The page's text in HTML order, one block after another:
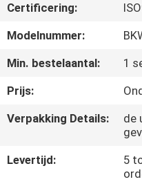
FABRIEKSREIS
CONTACTEER
Certificering:
Modelnummer:
Min. bestelaantal:
1
Prijs:
Verpakking Details:
de
Levertijd:
5